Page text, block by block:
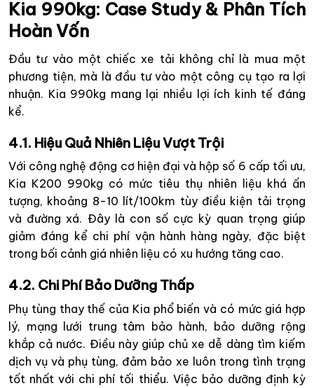
Kia 990kg: Case Study & Phân Tích
Hoàn Vốn
Đầu tư vào một chiếc xe tải không chỉ là mua một
phương tiện, mà là đầu tư vào một công cụ tạo ra lợi
nhuận. Kia 990kg mang lại nhiều lợi ích kinh tế đáng
kể.
4.1. Hiệu Quả Nhiên Liệu Vượt Trội
Với công nghệ động cơ hiện đại và hộp số 6 cấp tối ưu,
Kia K200 990kg có mức tiêu thụ nhiên liệu khá ấn
tượng, khoảng 8-10 lít/100km tùy điều kiện tải trọng
và đường xá. Đây là con số cực kỳ quan trọng giúp
giảm đáng kể chi phí vận hành hàng ngày, đặc biệt
trong bối cảnh giá nhiên liệu có xu hướng tăng cao.
4.2. Chi Phí Bảo Dưỡng Thấp
Phụ tùng thay thế của Kia phổ biến và có mức giá hợp
lý, mạng lưới trung tâm bảo hành, bảo dưỡng rộng
khắp cả nước. Điều này giúp chủ xe dễ dàng tìm kiếm
dịch vụ và phụ tùng, đảm bảo xe luôn trong tình trạng
tốt nhất với chi phí tối thiểu. Việc bảo dưỡng định kỳ